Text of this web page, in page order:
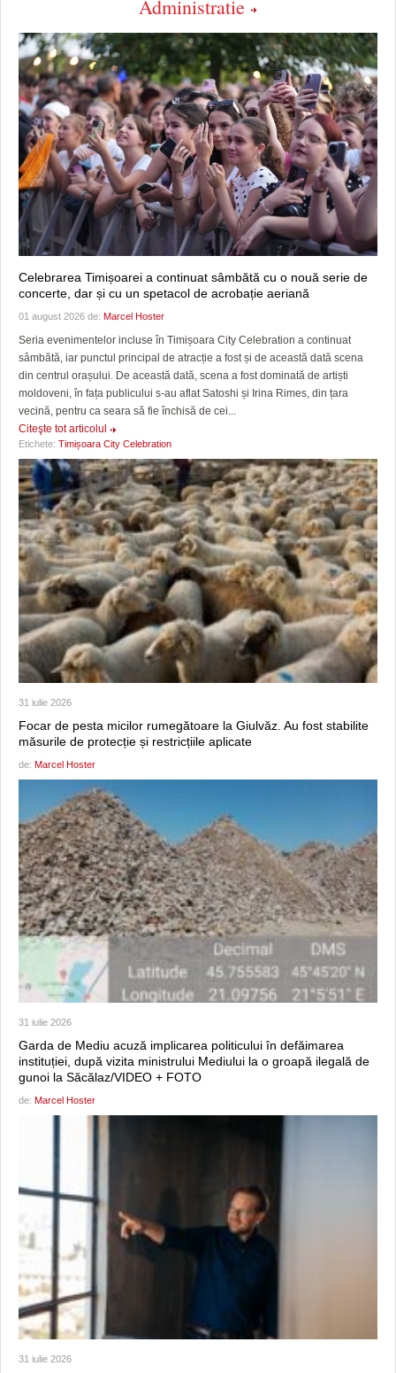
Administratie
Celebrarea Timișoarei a continuat sâmbătă cu o nouă serie de
concerte, dar și cu un spetacol de acrobație aeriană
01 august 2026 de: Marcel Hoster
Seria evenimentelor incluse în Timișoara City Celebration a continuat
sâmbătă, iar punctul principal de atracție a fost și de această dată scena
din centrul orașului. De această dată, scena a fost dominată de artiști
moldoveni, în fața publicului s-au aflat Satoshi și Irina Rimes, din țara
vecină, pentru ca seara să fie închisă de cei...
Citeşte tot articolul
Etichete: Timișoara City Celebration
31 iulie 2026
Focar de pesta micilor rumegătoare la Giulvăz. Au fost stabilite
măsurile de protecție și restricțiile aplicate
de: Marcel Hoster
31 iulie 2026
Garda de Mediu acuză implicarea politicului în defăimarea
instituției, după vizita ministrului Mediului la o groapă ilegală de
gunoi la Săcălaz/VIDEO + FOTO
de: Marcel Hoster
31 iulie 2026